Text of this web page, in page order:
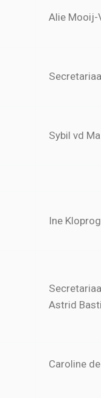
Alie Mooij-
Sybil vd
Ine
Astrid
Caroline